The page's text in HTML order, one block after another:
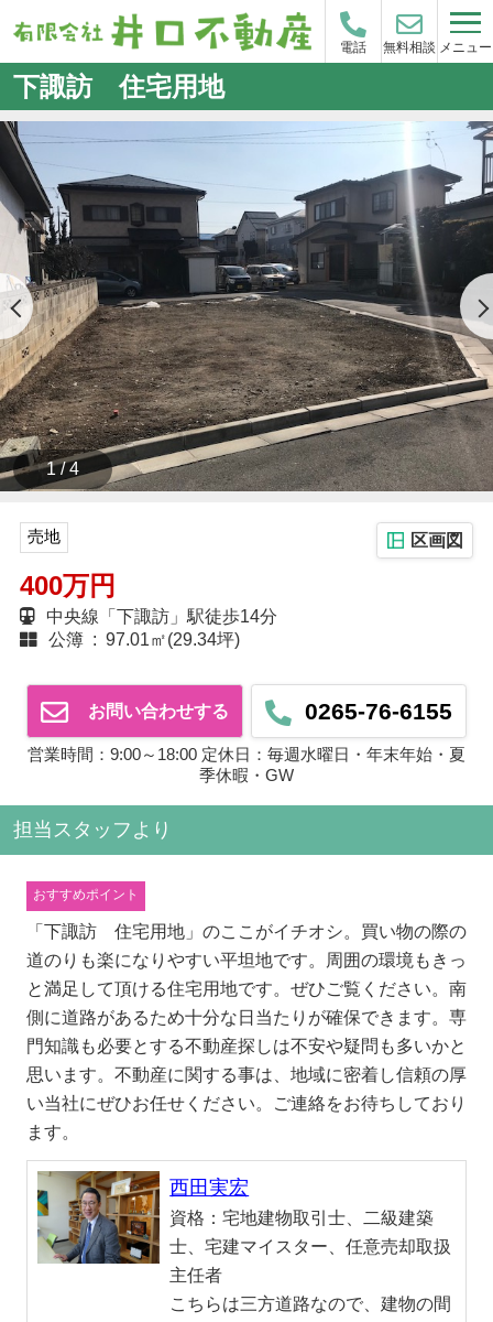
電話 無料相談 メニュー
下諏訪 住宅用地
1 / 4
売地 区画図
400万円
中央線「下諏訪」駅徒歩14分
公簿 : 97.01㎡(29.34坪)
お問い合わせする 0265-76-6155
営業時間：9:00～18:00 定休日：毎週水曜日・年末年始・夏
季休暇・GW
担当スタッフより
おすすめポイント
「下諏訪 住宅用地」のここがイチオシ。買い物の際の
道のりも楽になりやすい平坦地です。周囲の環境もきっ
と満足して頂ける住宅用地です。ぜひご覧ください。南
側に道路があるため十分な日当たりが確保できます。専
門知識も必要とする不動産探しは不安や疑問も多いかと
思います。不動産に関する事は、地域に密着し信頼の厚
い当社にぜひお任せください。ご連絡をお待ちしており
ます。
西田実宏
資格：宅地建物取引士、二級建築
士、宅建マイスター、任意売却取扱
主任者
こちらは三方道路なので、建物の間